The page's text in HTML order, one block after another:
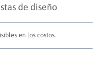
de diseño
en los costos.